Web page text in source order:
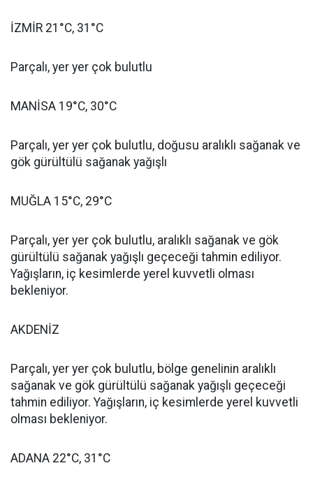
İZMİR 21°C, 31°C
Parçalı, yer yer çok bulutlu
MANİSA 19°C, 30°C
Parçalı, yer yer çok bulutlu, doğusu aralıklı sağanak ve
gök gürültülü sağanak yağışlı
MUĞLA 15°C, 29°C
Parçalı, yer yer çok bulutlu, aralıklı sağanak ve gök
gürültülü sağanak yağışlı geçeceği tahmin ediliyor.
Yağışların, iç kesimlerde yerel kuvvetli olması
bekleniyor.
AKDENİZ
Parçalı, yer yer çok bulutlu, bölge genelinin aralıklı
sağanak ve gök gürültülü sağanak yağışlı geçeceği
tahmin ediliyor. Yağışların, iç kesimlerde yerel kuvvetli
olması bekleniyor.
ADANA 22°C, 31°C